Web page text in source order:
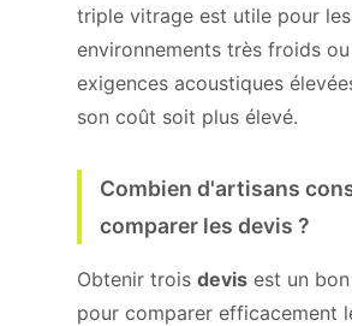
triple vitrage est utile pour les
environnements très froids
exigences acoustiques
son coût soit plus élevé.
Combien d'artisans
comparer les devis ?
Obtenir trois devis est un
pour comparer efficacement